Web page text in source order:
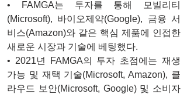
• FAMGA는 투자를 통해 모빌리티
(Microsoft), 바이오제약(Google), 금융 서
비스(Amazon)와 같은 핵심 제품에 인접한
새로운 시장과 기술에 베팅했다.
• 2021년 FAMGA의 투자 초점에는 재생
가능 및 재택 기술(Microsoft, Amazon), 클
라우드 보안(Microsoft, Google) 및 소비자